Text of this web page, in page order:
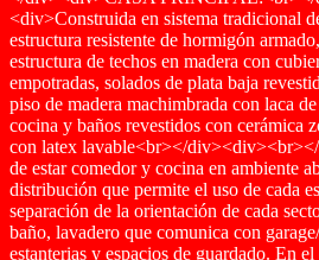
<div>Construida en sistema tradicional
estructura resistente de hormigón
estructura de techos en madera con
empotradas, solados de plata baja
piso de madera machimbrada con laca
cocina y baños revestidos con cerámica
con latex lavable<br></
de estar comedor y cocina en ambiente
distribución que permite el uso de cada
separación de la orientación de cada
baño, lavadero que comunica con
estanterias y espacios de guardado. En